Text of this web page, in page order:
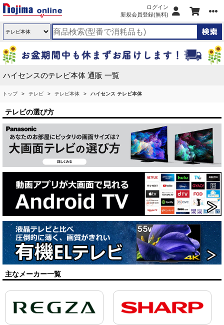
ログイン
新規会員登録(無料)
ハイセンスのテレビ本体 通販 一覧
トップ テレビ テレビ本体 ハイセンス テレビ本体
テレビの選び方
主なメーカー一覧